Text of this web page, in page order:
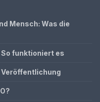
Mensch: Was die
funktioniert es